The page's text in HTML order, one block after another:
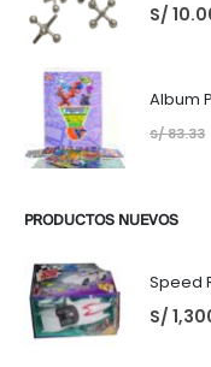
S/
Album
S/83.33
PRODUCTOS NUEVOS
S/